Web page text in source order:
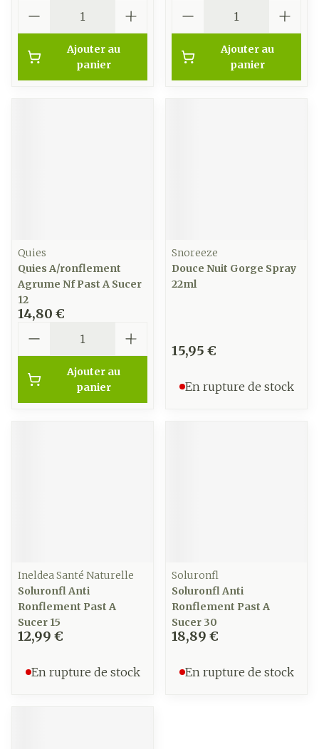
Ajouter au
panier
Ajouter au
panier
Quies
Quies A/ronflement
Agrume Nf Past A Sucer
12
14,80 €
Ajouter au
panier
Snoreeze
Douce Nuit Gorge Spray
22ml
15,95 €
En rupture de stock
Ineldea Santé Naturelle
Soluronfl Anti
Ronflement Past A
Sucer 15
12,99 €
En rupture de stock
Soluronfl
Soluronfl Anti
Ronflement Past A
Sucer 30
18,89 €
En rupture de stock